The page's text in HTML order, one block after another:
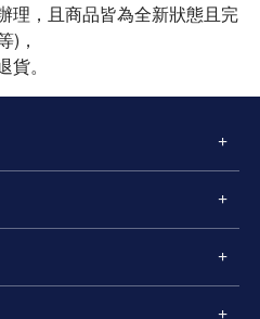
理，且商品皆為全新狀態且完
)，
。